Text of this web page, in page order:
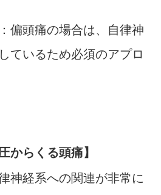
偏頭痛の場合は、自律神
ているため必須のアプロ
からくる頭痛】
神経系への関連が非常に